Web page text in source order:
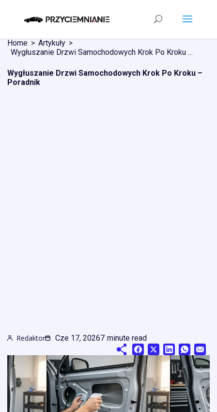
Home
Artykuły
Wygłuszanie Drzwi Samochodowych Krok Po Kroku – Poradnik
Wygłuszanie Drzwi Samochodowych Krok Po Kroku –
Poradnik
Redaktor Cze 17, 20267 minute read